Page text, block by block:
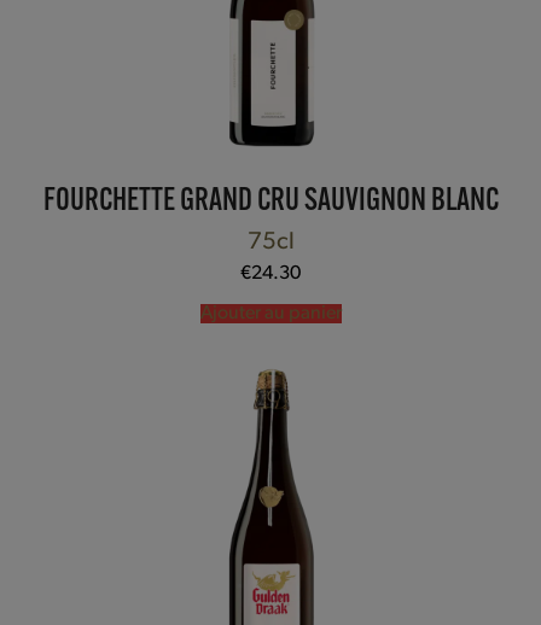
FOURCHETTE GRAND CRU SAUVIGNON BLANC
75cl
€24.30
Ajouter au panier